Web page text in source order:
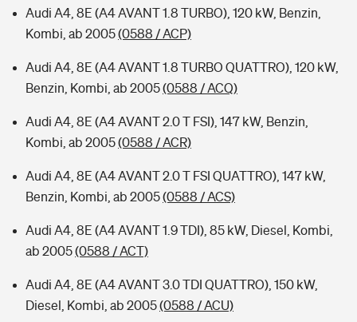
Audi A4, 8E (A4 AVANT 1.8 TURBO), 120 kW, Benzin,
Kombi, ab 2005(0588 / ACP)
Audi A4, 8E (A4 AVANT 1.8 TURBO QUATTRO), 120 kW,
Benzin, Kombi, ab 2005(0588 / ACQ)
Audi A4, 8E (A4 AVANT 2.0 T FSI), 147 kW, Benzin,
Kombi, ab 2005(0588 / ACR)
Audi A4, 8E (A4 AVANT 2.0 T FSI QUATTRO), 147 kW,
Benzin, Kombi, ab 2005(0588 / ACS)
Audi A4, 8E (A4 AVANT 1.9 TDI), 85 kW, Diesel, Kombi,
ab 2005(0588 / ACT)
Audi A4, 8E (A4 AVANT 3.0 TDI QUATTRO), 150 kW,
Diesel, Kombi, ab 2005(0588 / ACU)